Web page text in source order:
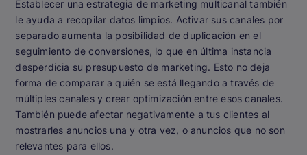
Establecer una estrategia de marketing multicanal también
le ayuda a recopilar datos limpios. Activar sus canales por
separado aumenta la posibilidad de duplicación en el
seguimiento de conversiones, lo que en última instancia
desperdicia su presupuesto de marketing. Esto no deja
forma de comparar a quién se está llegando a través de
múltiples canales y crear optimización entre esos canales.
También puede afectar negativamente a tus clientes al
mostrarles anuncios una y otra vez, o anuncios que no son
relevantes para ellos.